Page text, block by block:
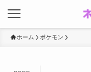
ホーム ポケモン